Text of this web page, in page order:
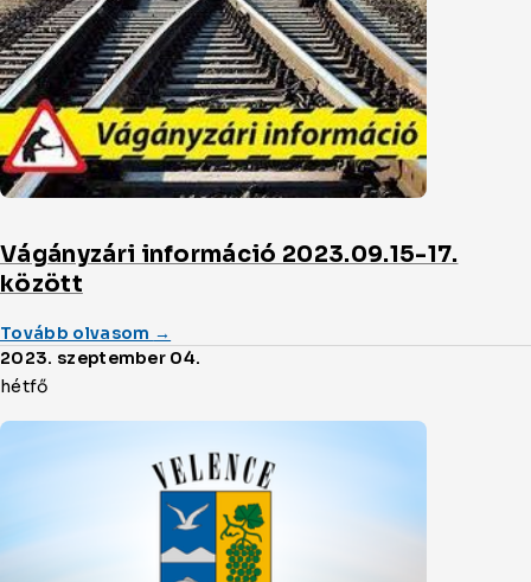
13.
között
cikket
Vágányzári információ 2023.09.15-17.
között
Tovább olvasom (a/az)
Vágányzári
17.
között
cikket
→
2023. szeptember 04.
hétfő